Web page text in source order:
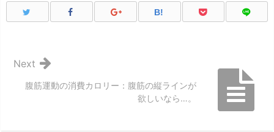
B!
腹筋運動の消費カロリー：腹筋の縦ラインが
欲しいなら…。
Next